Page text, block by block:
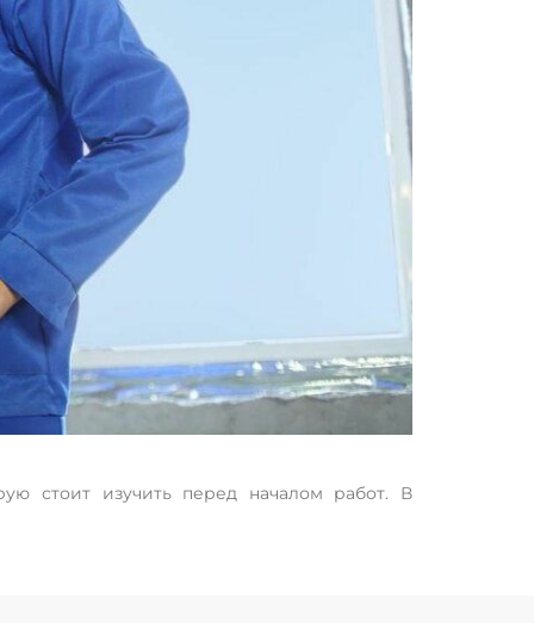
стоит изучить перед началом работ. В